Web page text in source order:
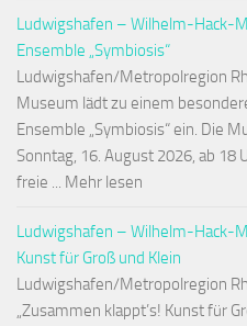
Ludwigshafen – Wilhelm-Hack-
Ensemble „Symbiosis“
Ludwigshafen/Metropolregion
Museum lädt zu einem
Ensemble „Symbiosis“ ein. Die
Sonntag, 16. August 2026, ab 18
freie ... Mehr lesen
Ludwigshafen – Wilhelm-Hack-
Kunst für Groß und Klein
Ludwigshafen/Metropolregion
„Zusammen klappt’s! Kunst für